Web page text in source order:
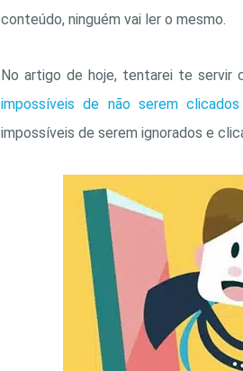
conteúdo, ninguém vai ler o mesmo.
No artigo de hoje, tentarei te servir
impossíveis de não serem clicados
impossíveis de serem ignorados e